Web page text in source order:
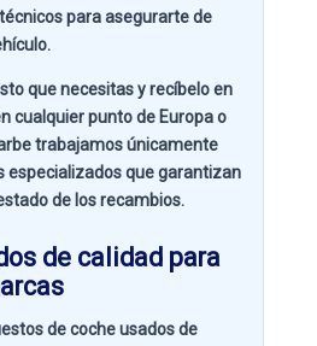
para asegurarte de
que necesitas y recíbelo en
cualquier punto de Europa o
trabajamos únicamente
especializados que garantizan
de los recambios.
de calidad para
de coche usados de